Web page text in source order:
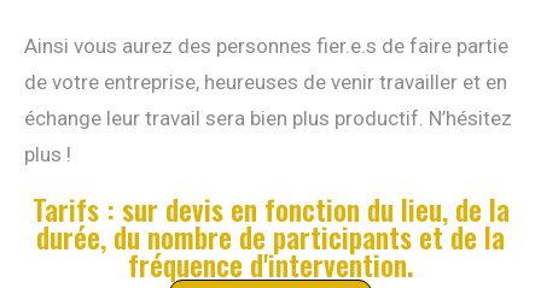
Ainsi vous aurez des personnes fier.e.s de faire partie
de votre entreprise, heureuses de venir travailler et en
échange leur travail sera bien plus productif. N’hésitez
plus !
Tarifs : sur devis en fonction du lieu, de la
durée, du nombre de participants et de la
fréquence d'intervention.